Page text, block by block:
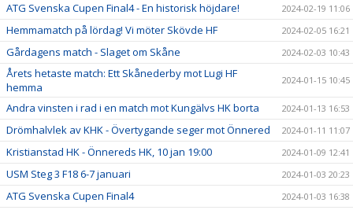
ATG Svenska Cupen Final4 - En historisk höjdare! 2024-02-19 11:06
Hemmamatch på lördag! Vi möter Skövde HF 2024-02-05 16:21
Gårdagens match - Slaget om Skåne 2024-02-03 10:43
Årets hetaste match: Ett Skånederby mot Lugi HF
hemma
2024-01-15 10:45
Andra vinsten i rad i en match mot Kungälvs HK borta 2024-01-13 16:53
Drömhalvlek av KHK - Övertygande seger mot Önnered 2024-01-11 11:07
Kristianstad HK - Önnereds HK, 10 jan 19:00 2024-01-09 12:41
USM Steg 3 F18 6-7 januari 2024-01-03 20:23
ATG Svenska Cupen Final4 2024-01-03 16:38